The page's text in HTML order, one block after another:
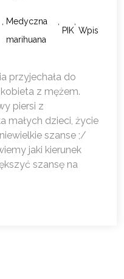
, Medyczna
marihuana
,
PIK
,
Wpis
przyjechała do
z mężem.
piersi z
małych dzieci, życie
szanse ;/
jaki kierunek
szansę na